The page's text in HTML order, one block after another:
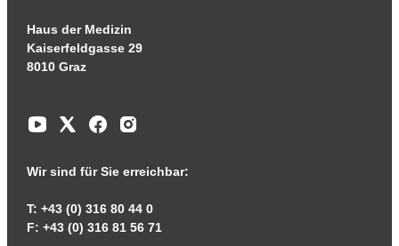
Haus der Medizin
Kaiserfeldgasse 29
8010 Graz
Wir sind für Sie erreichbar:
T: +43 (0) 316 80 44 0
F: +43 (0) 316 81 56 71